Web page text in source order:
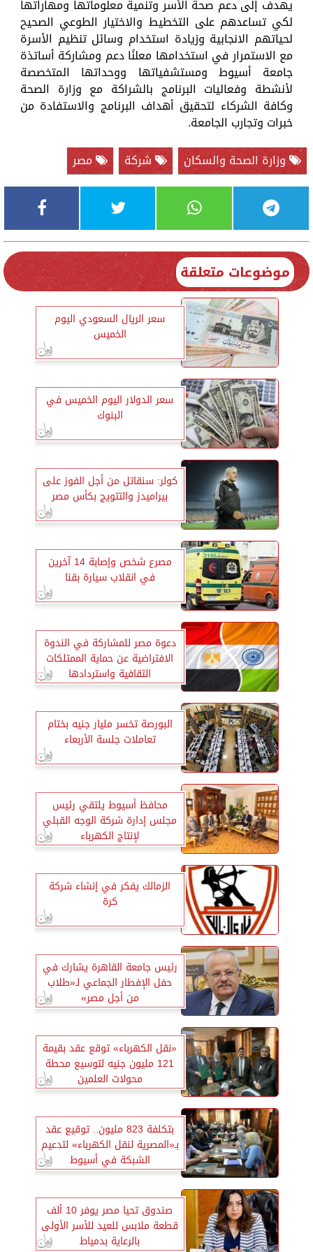
يهدف إلى دعم صحة الأسر وتنمية معلوماتها ومهاراتها
لكي تساعدهم على التخطيط والاختيار الطوعي الصحيح
لحياتهم الانجابية وزيادة استخدام وسائل تنظيم الأسرة
مع الاستمرار في استخدامها معلنًا دعم ومشاركة أساتذة
جامعة أسيوط ومستشفياتها ووحداتها المتخصصة
لأنشطة وفعاليات البرنامج بالشراكة مع وزارة الصحة
وكافة الشركاء لتحقيق أهداف البرنامج والاستفادة من
خبرات وتجارب الجامعة.
وزارة الصحة والسكان
شركة مصر
موضوعات متعلقة
سعر الريال السعودي اليوم
الخميس
سعر الدولار اليوم الخميس في
البنوك
كولر: سنقاتل من أجل الفوز على
بيراميدز والتتويج بكأس مصر
مصرع شخص وإصابة 14 آخرين
في انقلاب سيارة بقنا
دعوة مصر للمشاركة في الندوة
الافتراضية عن حماية الممتلكات
الثقافية واستردادها
البورصة تخسر مليار جنيه بختام
تعاملات جلسة الأربعاء
محافظ أسيوط يلتقي رئيس
مجلس إدارة شركة الوجه القبلي
لإنتاج الكهرباء
الزمالك يفكر في إنشاء شركة
كرة
رئيس جامعة القاهرة يشارك في
حفل الإفطار الجماعي لـ«طلاب
من أجل مصر»
«نقل الكهرباء» توقع عقد بقيمة
121 مليون جنيه لتوسيع محطة
محولات العلمين
بتكلفة 823 مليون.. توقيع عقد
بـ«المصرية لنقل الكهرباء» لتدعيم
الشبكة في أسيوط
صندوق تحيا مصر يوفر 10 ألف
قطعة ملابس للعيد للأسر الأولى
بالرعاية بدمياط